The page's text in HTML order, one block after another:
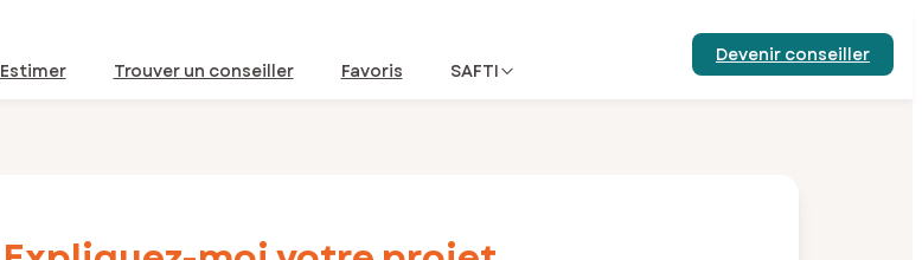
Estimer Trouver un conseiller Favoris SAFTI
Devenir conseiller